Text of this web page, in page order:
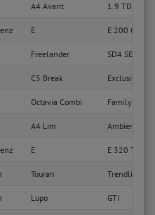
A4 Avant 1.9 TDI
E E 200 CDI
Freelander SD4 SE
C5 Break Exclusive
Octavia Combi Family
A4 Lim Ambiente
E E 320 T
Touran Trendline
Lupo GTI